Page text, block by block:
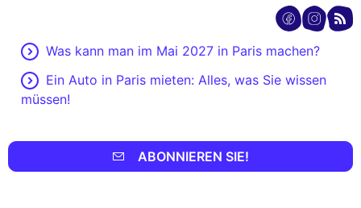
Was kann man im Mai 2027 in Paris machen?
Ein Auto in Paris mieten: Alles, was Sie wissen
müssen!
ABONNIEREN SIE!